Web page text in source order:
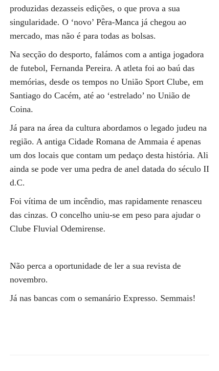
produzidas dezasseis edições, o que prova a sua
singularidade. O ‘novo’ Pêra-Manca já chegou ao
mercado, mas não é para todas as bolsas.
Na secção do desporto, falámos com a antiga jogadora
de futebol, Fernanda Pereira. A atleta foi ao baú das
memórias, desde os tempos no União Sport Clube, em
Santiago do Cacém, até ao ‘estrelado’ no União de
Coina.
Já para na área da cultura abordamos o legado judeu na
região. A antiga Cidade Romana de Ammaia é apenas
um dos locais que contam um pedaço desta história. Ali
ainda se pode ver uma pedra de anel datada do século II
d.C.
Foi vítima de um incêndio, mas rapidamente renasceu
das cinzas. O concelho uniu-se em peso para ajudar o
Clube Fluvial Odemirense.
Não perca a oportunidade de ler a sua revista de
novembro.
Já nas bancas com o semanário Expresso. Semmais!